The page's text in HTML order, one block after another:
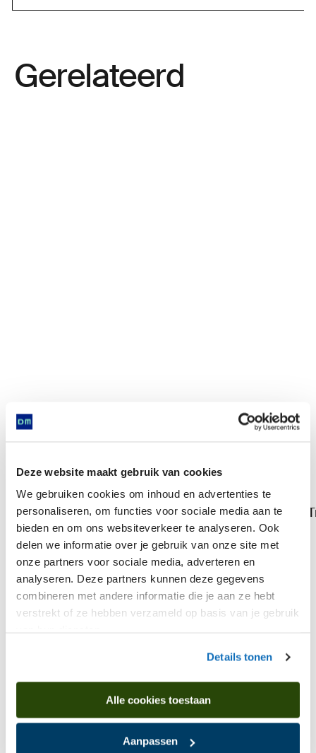
Deze website maakt gebruik van cookies
We gebruiken cookies om inhoud en advertenties te
personaliseren, om functies voor sociale media aan te
bieden en om ons websiteverkeer te analyseren. Ook
delen we informatie over je gebruik van onze site met
onze partners voor sociale media, adverteren en
analyseren. Deze partners kunnen deze gegevens
combineren met andere informatie die je aan ze hebt
verstrekt of ze hebben verzameld op basis van je gebruik
Details tonen
Alle cookies toestaan
Aanpassen
Gerelateerd
Trechterbeker
Komt voor in